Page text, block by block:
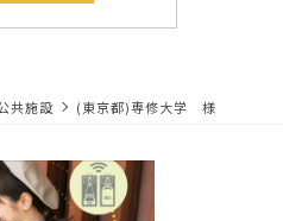
共施設 (東京都)専修大学 様